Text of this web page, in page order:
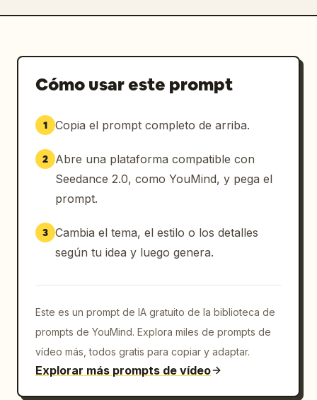
Cómo usar este prompt
1 Copia el prompt completo de arriba.
2
Abre una plataforma compatible con
Seedance 2.0, como YouMind, y pega el
prompt.
3 Cambia el tema, el estilo o los detalles
según tu idea y luego genera.
Este es un prompt de IA gratuito de la biblioteca de
prompts de YouMind. Explora miles de prompts de
vídeo más, todos gratis para copiar y adaptar.
Explorar más prompts de vídeo